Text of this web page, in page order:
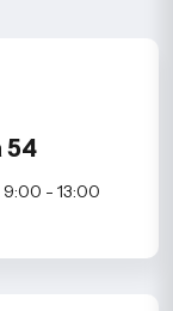
54
9:00 - 13:00